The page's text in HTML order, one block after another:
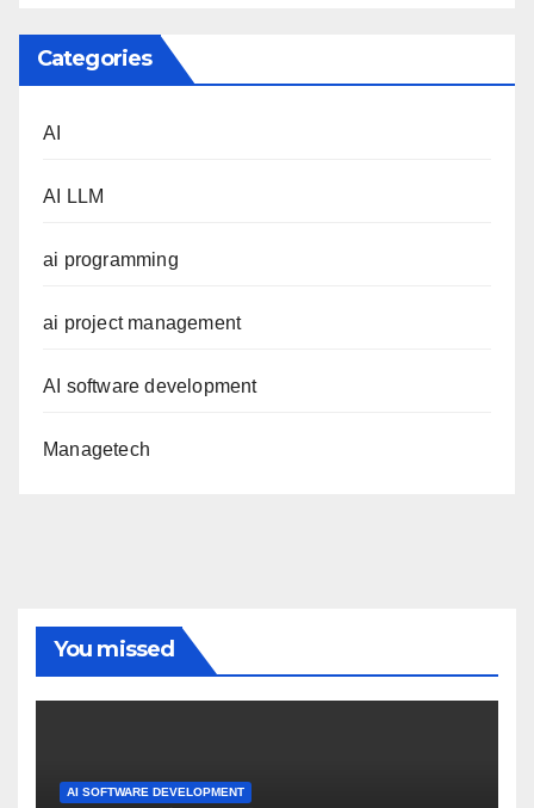
Categories
AI
AI LLM
ai programming
ai project management
AI software development
Managetech
You missed
AI SOFTWARE DEVELOPMENT